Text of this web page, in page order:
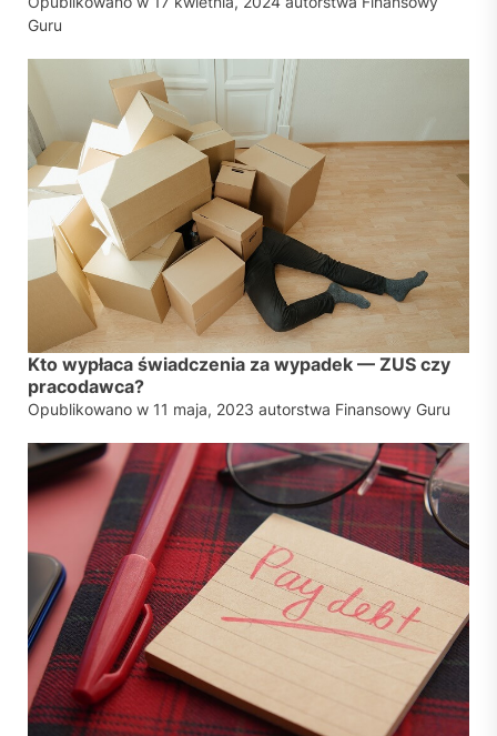
Guru
Kto wypłaca świadczenia za wypadek — ZUS czy
pracodawca?
Opublikowano w 11 maja, 2023 autorstwa Finansowy Guru